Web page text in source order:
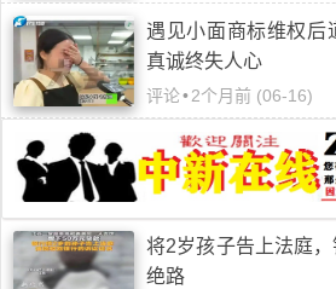
遇见小面商标维权后
真诚终失人心
评论•2个月前 (06-16)
将2岁孩子告上法庭
绝路